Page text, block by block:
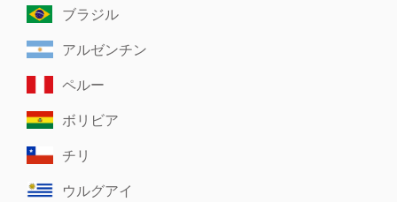
ブラジル
アルゼンチン
ペルー
ボリビア
チリ
ウルグアイ